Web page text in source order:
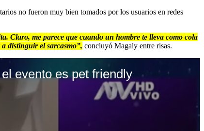
no fueron muy bien tomados por los usuarios en redes
Claro, me parece que cuando un hombre te lleva como cola
distinguir el sarcasmo”, concluyó Magaly entre risas.
evento es pet friendly